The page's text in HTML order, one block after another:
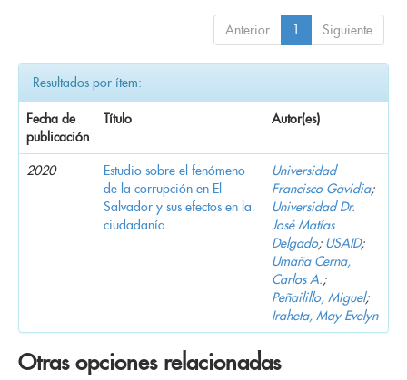
Anterior 1 Siguiente
Resultados por ítem:
Fecha de
publicación
Título Autor(es)
2020
Estudio sobre el fenómeno
de la corrupción en El
Salvador y sus efectos en la
ciudadanía
Universidad
Francisco Gavidia;
Universidad Dr.
José Matías
Delgado; USAID;
Umaña Cerna,
Carlos A.;
Peñailillo, Miguel;
Iraheta, May Evelyn
Otras opciones relacionadas